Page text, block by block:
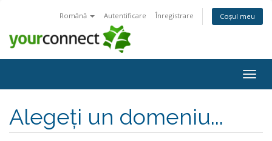
Română Autentificare Înregistrare Coșul meu
Alegeți un domeniu...